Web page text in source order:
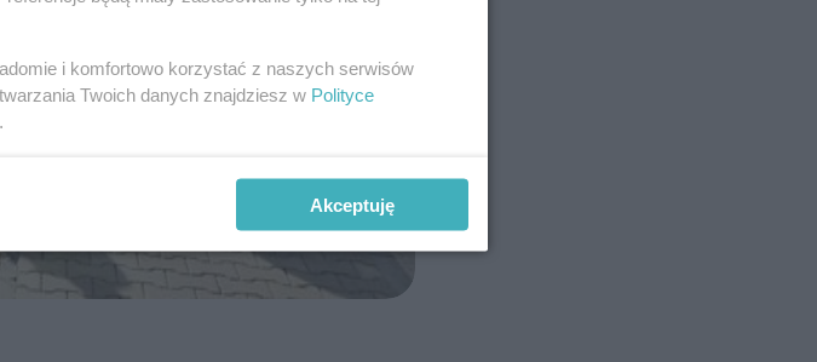
i komfortowo korzystać z naszych serwisów
Twoich danych znajdziesz w Polityce
Akceptuję